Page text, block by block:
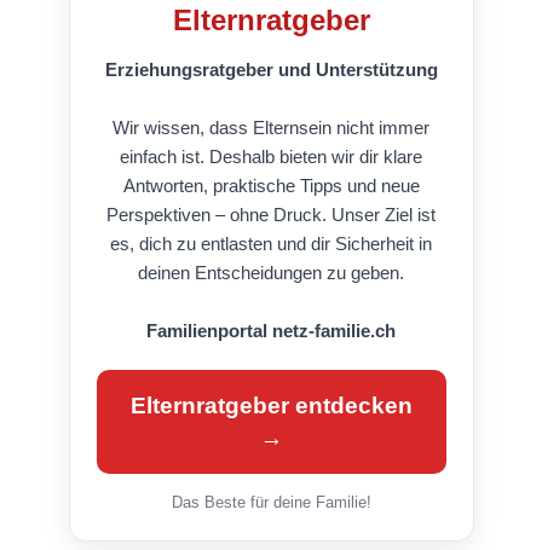
Elternratgeber
Erziehungsratgeber und Unterstützung
Wir wissen, dass Elternsein nicht immer
einfach ist. Deshalb bieten wir dir klare
Antworten, praktische Tipps und neue
Perspektiven – ohne Druck. Unser Ziel ist
es, dich zu entlasten und dir Sicherheit in
deinen Entscheidungen zu geben.
Familienportal netz-familie.ch
Elternratgeber entdecken
→
Das Beste für deine Familie!